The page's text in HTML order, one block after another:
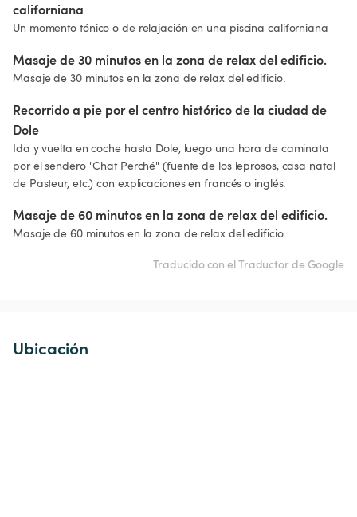
californiana
Un momento tónico o de relajación en una piscina californiana
Masaje de 30 minutos en la zona de relax del edificio.
Masaje de 30 minutos en la zona de relax del edificio.
Recorrido a pie por el centro histórico de la ciudad de
Dole
Ida y vuelta en coche hasta Dole, luego una hora de caminata
por el sendero "Chat Perché" (fuente de los leprosos, casa natal
de Pasteur, etc.) con explicaciones en francés o inglés.
Masaje de 60 minutos en la zona de relax del edificio.
Masaje de 60 minutos en la zona de relax del edificio.
Traducido con el Traductor de Google
Ubicación